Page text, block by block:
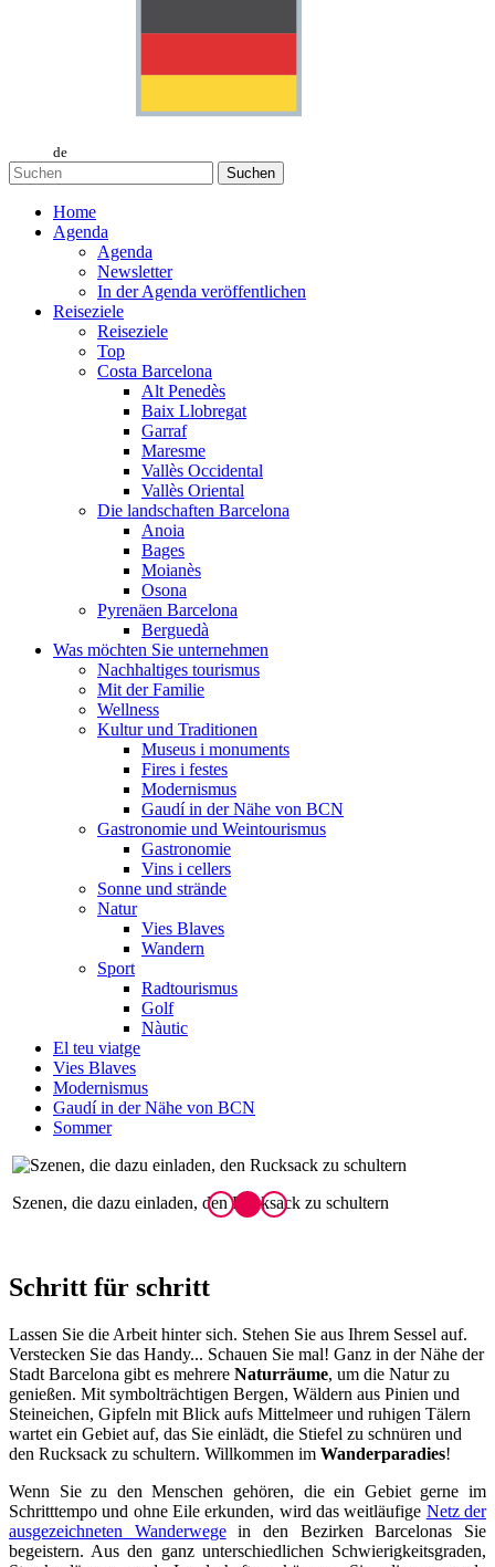
de
Suchen
Home
Agenda
Agenda
Newsletter
In der Agenda veröffentlichen
Reiseziele
Reiseziele
Top
Costa Barcelona
Alt Penedès
Baix Llobregat
Garraf
Maresme
Vallès Occidental
Vallès Oriental
Die landschaften Barcelona
Anoia
Bages
Moianès
Osona
Pyrenäen Barcelona
Berguedà
Was möchten Sie unternehmen
Nachhaltiges tourismus
Mit der Familie
Wellness
Kultur und Traditionen
Museus i monuments
Fires i festes
Modernismus
Gaudí in der Nähe von BCN
Gastronomie und Weintourismus
Gastronomie
Vins i cellers
Sonne und strände
Natur
Vies Blaves
Wandern
Sport
Radtourismus
Golf
Nàutic
El teu viatge
Vies Blaves
Modernismus
Gaudí in der Nähe von BCN
Sommer
Szenen, die dazu einladen, den Rucksack zu schultern
Schritt für schritt
Lassen Sie die Arbeit hinter sich. Stehen Sie aus Ihrem Sessel auf.
Verstecken Sie das Handy... Schauen Sie mal! Ganz in der Nähe der
Stadt Barcelona gibt es mehrere Naturräume, um die Natur zu
genießen. Mit symbolträchtigen Bergen, Wäldern aus Pinien und
Steineichen, Gipfeln mit Blick aufs Mittelmeer und ruhigen Tälern
wartet ein Gebiet auf, das Sie einlädt, die Stiefel zu schnüren und
den Rucksack zu schultern. Willkommen im Wanderparadies!
Wenn Sie zu den Menschen gehören, die ein Gebiet gerne im
Schritttempo und ohne Eile erkunden, wird das weitläufige Netz der
ausgezeichneten Wanderwegein den Bezirken Barcelonas Sie
begeistern. Aus den ganz unterschiedlichen Schwierigkeitsgraden,